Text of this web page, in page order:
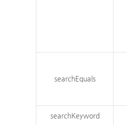
searchEquals
searchKeyword